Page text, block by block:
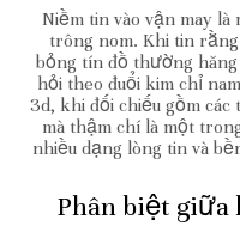
Niềm tin vào vận may
trông nom. Khi tin
bỏng tín đồ thường
hỏi theo đuổi kim chỉ
3d, khi đối chiếu gồm
mà thậm chí là một
nhiều dạng lòng tin và
Phân biệt